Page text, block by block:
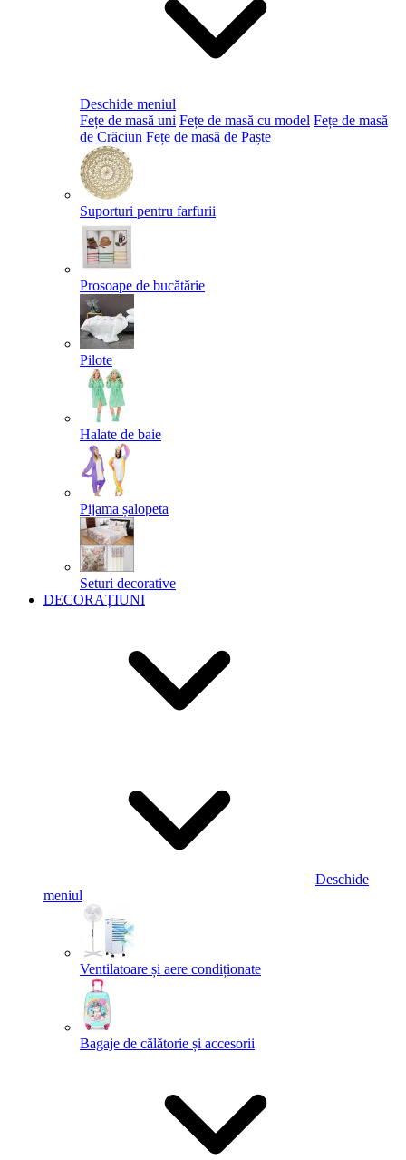
Deschide meniul
Fețe de masă uni Fețe de masă cu model Fețe de masă
de Crăciun Fețe de masă de Paște​
Suporturi pentru farfurii
Prosoape de bucătărie
Pilote
Halate de baie
Pijama șalopeta
Seturi decorative
DECORAȚIUNI
Deschide
meniul
Ventilatoare și aere condiționate
Bagaje de călătorie și accesorii